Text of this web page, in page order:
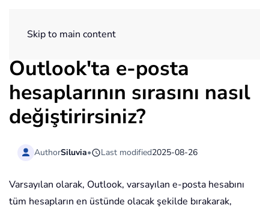
Skip to main content
Outlook'ta e-posta
hesaplarının sırasını nasıl
değiştirirsiniz?
AuthorSiluvia• Last modified2025-08-26
Varsayılan olarak, Outlook, varsayılan e-posta hesabını
tüm hesapların en üstünde olacak şekilde bırakarak,